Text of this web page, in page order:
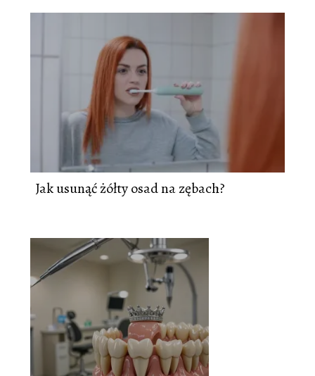
Jak usunąć żółty osad na zębach?